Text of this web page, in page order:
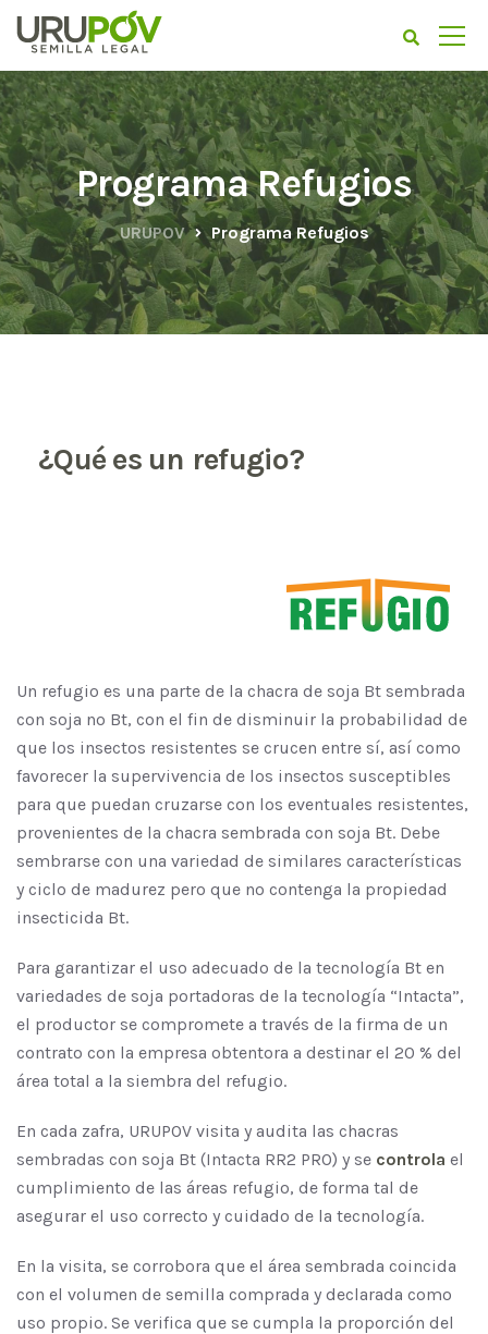
Programa Refugios
URUPOV Programa Refugios
¿Qué es un refugio?
Un refugio es una parte de la chacra de soja Bt sembrada
con soja no Bt, con el fin de disminuir la probabilidad de
que los insectos resistentes se crucen entre sí, así como
favorecer la supervivencia de los insectos susceptibles
para que puedan cruzarse con los eventuales resistentes,
provenientes de la chacra sembrada con soja Bt. Debe
sembrarse con una variedad de similares características
y ciclo de madurez pero que no contenga la propiedad
insecticida Bt.
Para garantizar el uso adecuado de la tecnología Bt en
variedades de soja portadoras de la tecnología “Intacta”,
el productor se compromete a través de la firma de un
contrato con la empresa obtentora a destinar el 20 % del
área total a la siembra del refugio.
En cada zafra, URUPOV visita y audita las chacras
sembradas con soja Bt (Intacta RR2 PRO) y se controla el
cumplimiento de las áreas refugio, de forma tal de
asegurar el uso correcto y cuidado de la tecnología.
En la visita, se corrobora que el área sembrada coincida
con el volumen de semilla comprada y declarada como
uso propio. Se verifica que se cumpla la proporción del